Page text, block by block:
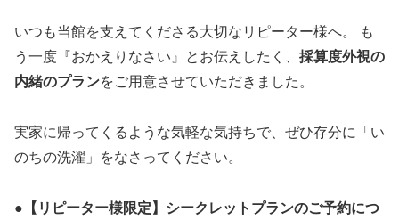
いつも当館を支えてくださる大切なリピーター様へ。 も
う一度『おかえりなさい』とお伝えしたく、 採算度外視の
内緒のプランをご用意させていただきました。
実家に帰ってくるような気軽な気持ちで、ぜひ存分に「い
のちの洗濯」をなさってください。
●【リピーター様限定】シークレットプランのご予約につ